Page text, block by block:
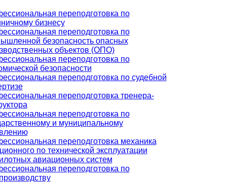
переподготовка по
бизнесу
переподготовка по
безопасность опасных
объектов (ОПО)
переподготовка по
безопасности
переподготовка по судебной
переподготовка тренера-
переподготовка по
и муниципальному
переподготовка механика
по технической эксплуатации
авиационных систем
переподготовка по